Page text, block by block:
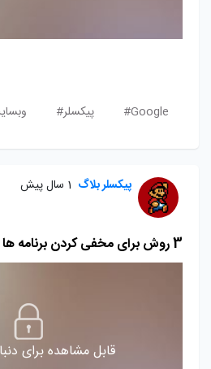
Google# پیکسلر#
پیکسلر بلاگ 1 سال پیش
3 روش برای مخفی کردن برنامه ها در دستگاه Android
قابل مشاهده برای